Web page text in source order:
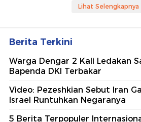
Lihat Selengkapnya
Berita Terkini
Warga Dengar 2 Kali Ledakan
Bapenda DKI Terbakar
Video: Pezeshkian Sebut Iran
Israel Runtuhkan Negaranya
5 Berita Terpopuler